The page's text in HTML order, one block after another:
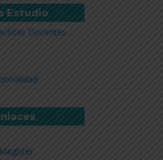
Estudio
Docentes